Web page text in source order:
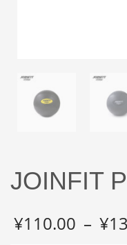
JOINFIT
¥110.00 – ¥